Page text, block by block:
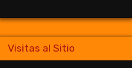
Visitas al Sitio